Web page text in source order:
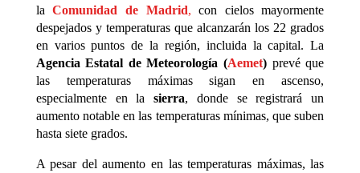
laComunidad de Madrid, con cielos mayormente
despejados y temperaturas que alcanzarán los 22 grados
en varios puntos de la región, incluida la capital. La
Agencia Estatal de Meteorología (Aemet) prevé que
las temperaturas máximas sigan en ascenso,
especialmente en lasierra, donde se registrará un
aumento notable en las temperaturas mínimas, que suben
hasta siete grados.
A pesar del aumento en las temperaturas máximas, las